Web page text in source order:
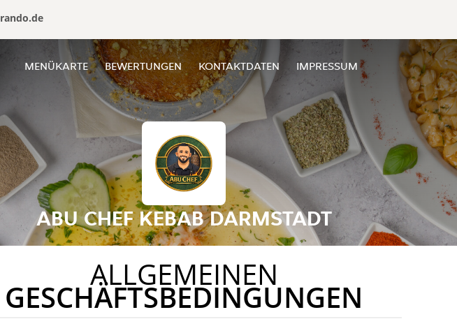
MENÜKARTE BEWERTUNGEN KONTAKTDATEN IMPRESSUM
ABU CHEF KEBAB DARMSTADT
ALLGEMEINEN
GESCHÄFTSBEDINGUNGEN